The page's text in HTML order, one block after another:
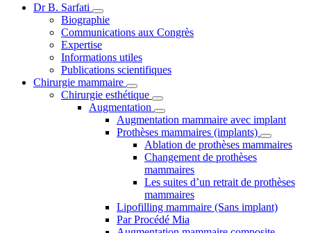
Dr B. Sarfati
Biographie
Communications aux Congrès
Expertise
Informations utiles
Publications scientifiques
Chirurgie mammaire
Chirurgie esthétique
Augmentation
Augmentation mammaire avec implant
Prothèses mammaires (implants)
Ablation de prothèses mammaires
Changement de prothèses
mammaires
Les suites d’un retrait de prothèses
mammaires
Lipofilling mammaire (Sans implant)
Par Procédé Mia